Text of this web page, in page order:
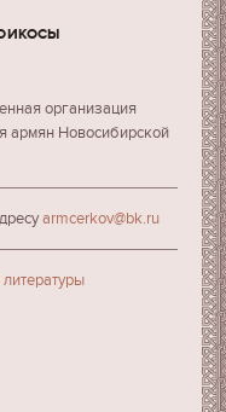
организация
армян Новосибирской
armcerkov@bk.ru